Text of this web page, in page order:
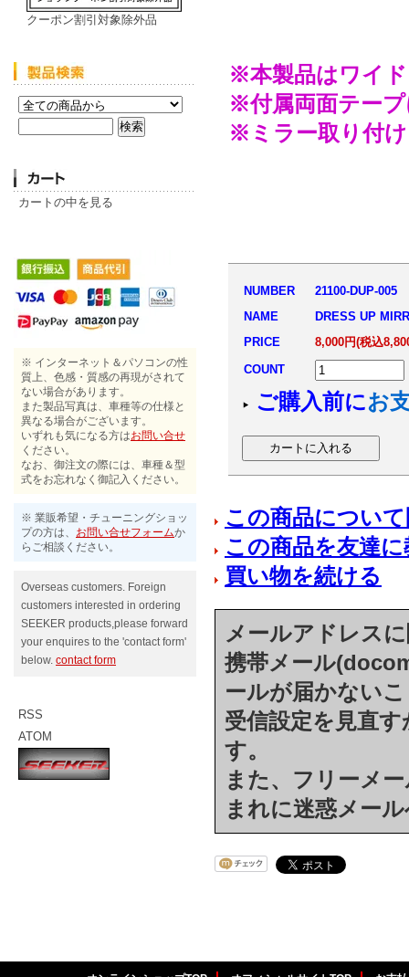
クーポン割引対象除外品
カートの中を見る
※ インターネット＆パソコンの性
質上、色感・質感の再現がされて
ない場合があります。
また製品写真は、車種等の仕様と
異なる場合がございます。
いずれも気になる方はお問い合せ
ください。
なお、御注文の際には、車種＆型
式をお忘れなく御記入ください。
※ 業販希望・チューニングショッ
プの方は、 お問い合せフォームか
らご相談ください。
Overseas customers. Foreign
customers interested in ordering
SEEKER products,please forward
your enquires to the 'contact form'
below. contact form
RSS
ATOM
※本製品はワイ
※付属両面テー
※ミラー取り付
NUMBER
21100-DUP-005
NAME
DRESS UP
PRICE
8,000円(税込
COUNT
ご購入前にお
この商品につい
この商品を友達
買い物を続ける
メールアドレス
携帯メール
ールが届かない
受信設定を見直
す。
また、フリーメ
まれに迷惑メー